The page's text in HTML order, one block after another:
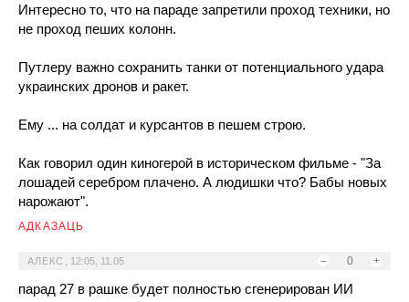
Интересно то, что на параде запретили проход техники, но
не проход пеших колонн.
Путлеру важно сохранить танки от потенциального удара
украинских дронов и ракет.
Ему ... на солдат и курсантов в пешем строю.
Как говорил один киногерой в историческом фильме - "За
лошадей серебром плачено. А людишки что? Бабы новых
нарожают".
АДКАЗАЦЬ
– 0 +
АЛЕКС 12:05, 11.05
парад 27 в рашке будет полностью сгенерирован ИИ